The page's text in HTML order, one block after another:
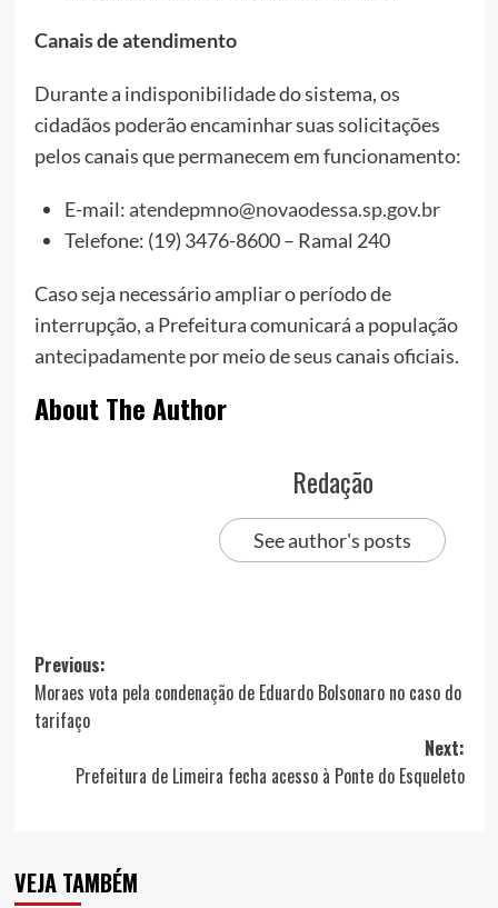
Canais de atendimento
Durante a indisponibilidade do sistema, os
cidadãos poderão encaminhar suas solicitações
pelos canais que permanecem em funcionamento:
E-mail: atendepmno@novaodessa.sp.gov.br
Telefone: (19) 3476-8600 – Ramal 240
Caso seja necessário ampliar o período de
interrupção, a Prefeitura comunicará a população
antecipadamente por meio de seus canais oficiais.
About The Author
Redação
See author's posts
Post
navigation
Previous:
Moraes vota pela condenação de Eduardo Bolsonaro no caso do
tarifaço
Next:
Prefeitura de Limeira fecha acesso à Ponte do Esqueleto
VEJA TAMBÉM